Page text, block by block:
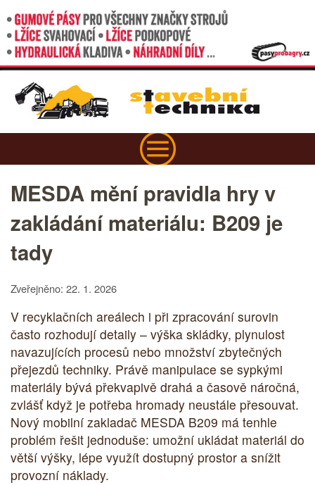
MESDA mění pravidla hry v
zakládání materiálu: B209 je
tady
Zveřejněno: 22. 1. 2026
V recyklačních areálech i při zpracování surovin
často rozhodují detaily – výška skládky, plynulost
navazujících procesů nebo množství zbytečných
přejezdů techniky. Právě manipulace se sypkými
materiály bývá překvapivě drahá a časově náročná,
zvlášť když je potřeba hromady neustále přesouvat.
Nový mobilní zakladač MESDA B209 má tenhle
problém řešit jednoduše: umožní ukládat materiál do
větší výšky, lépe využít dostupný prostor a snížit
provozní náklady.